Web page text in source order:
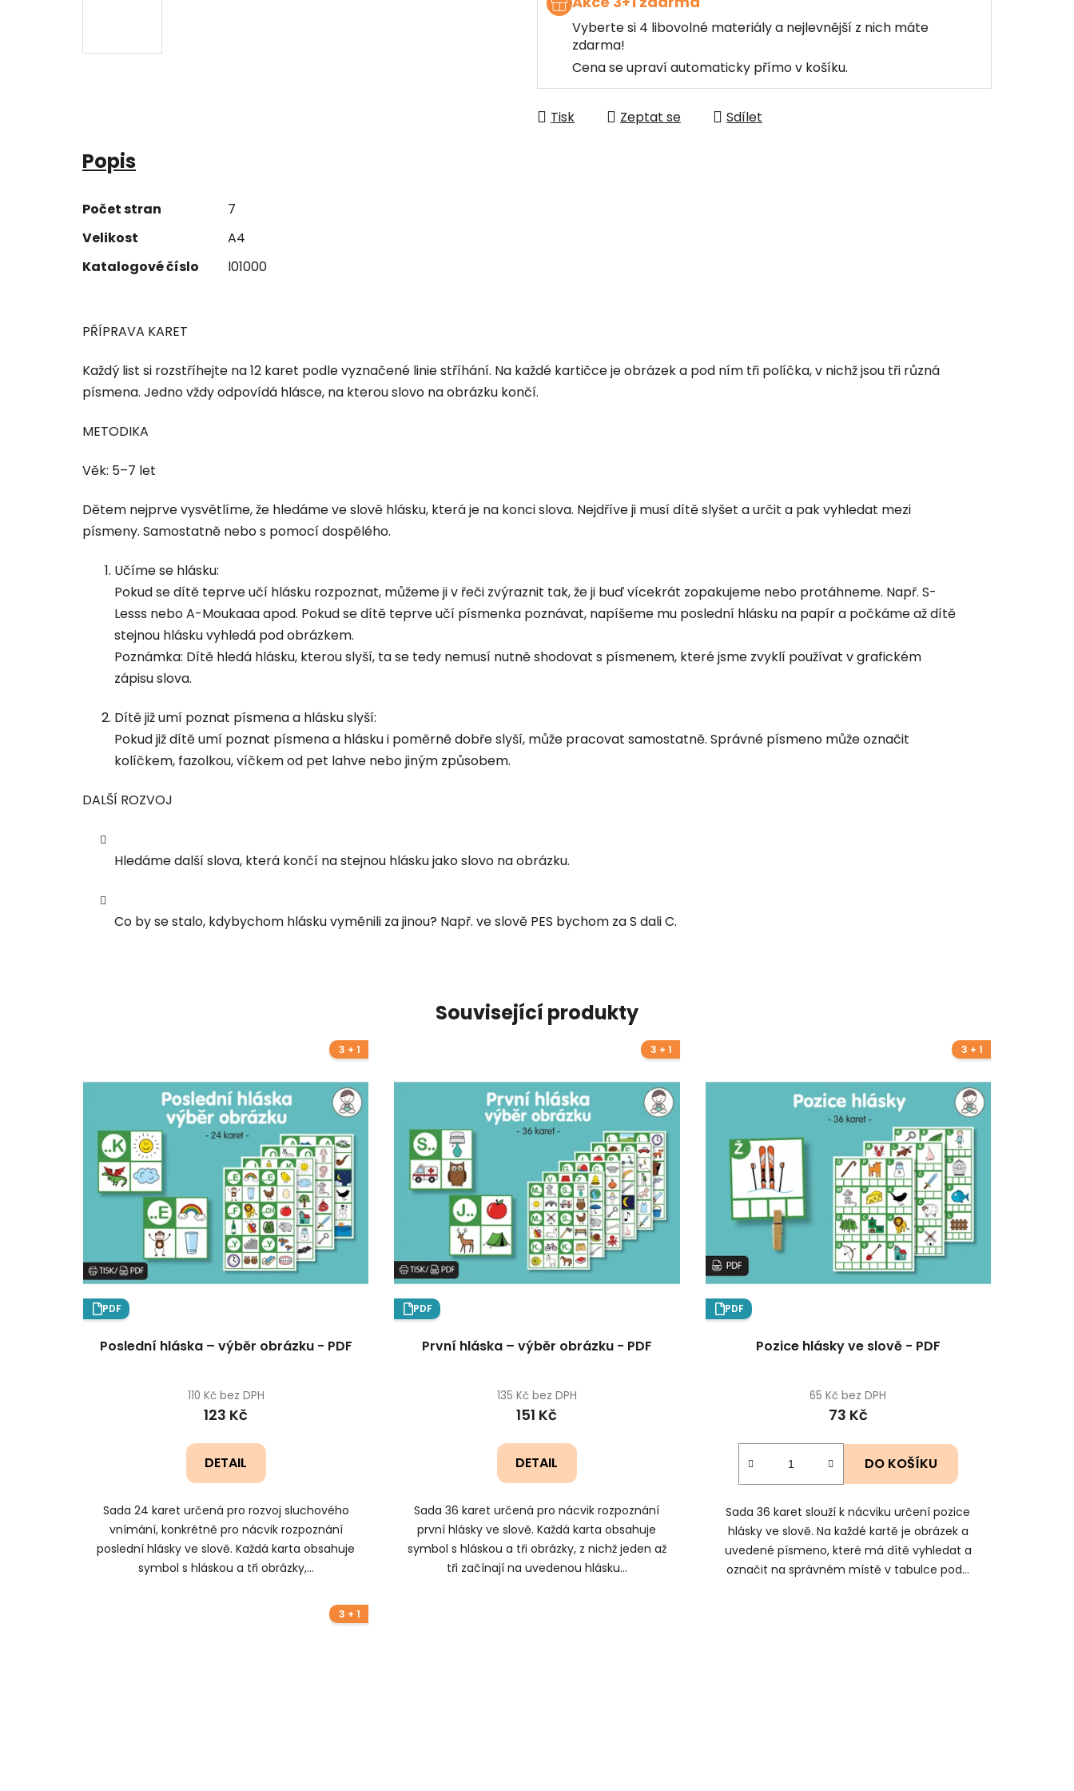
Vyberte si 4 libovolné materiály a nejlevnější z nich máte
zdarma!
Cena se upraví automaticky přímo v košíku.
Tisk Zeptat se Sdílet
Popis
Počet stran
7
Velikost
A4
Katalogové číslo
l01000
PŘÍPRAVA KARET
Každý list si rozstříhejte na 12 karet podle vyznačené linie stříhání. Na každé kartičce je obrázek a pod ním tři políčka, v nichž jsou tři různá
písmena. Jedno vždy odpovídá hlásce, na kterou slovo na obrázku končí.
METODIKA
Věk: 5–7 let
Dětem nejprve vysvětlíme, že hledáme ve slově hlásku, která je na konci slova. Nejdříve ji musí dítě slyšet a určit a pak vyhledat mezi
písmeny. Samostatně nebo s pomocí dospělého.
Učíme se hlásku:
Pokud se dítě teprve učí hlásku rozpoznat, můžeme ji v řeči zvýraznit tak, že ji buď vícekrát zopakujeme nebo protáhneme. Např. S-
Lesss nebo A-Moukaaa apod. Pokud se dítě teprve učí písmenka poznávat, napíšeme mu poslední hlásku na papír a počkáme až dítě
stejnou hlásku vyhledá pod obrázkem.
Poznámka: Dítě hledá hlásku, kterou slyší, ta se tedy nemusí nutně shodovat s písmenem, které jsme zvyklí používat v grafickém
zápisu slova.
Dítě již umí poznat písmena a hlásku slyší:
Pokud již dítě umí poznat písmena a hlásku i poměrně dobře slyší, může pracovat samostatně. Správné písmeno může označit
kolíčkem, fazolkou, víčkem od pet lahve nebo jiným způsobem.
DALŠÍ ROZVOJ
Hledáme další slova, která končí na stejnou hlásku jako slovo na obrázku.
Co by se stalo, kdybychom hlásku vyměnili za jinou? Např. ve slově PES bychom za S dali C.
Související produkty
3 + 1
PDF
Poslední hláska – výběr obrázku - PDF
110 Kč bez DPH
123 Kč
DETAIL
Sada 24 karet určená pro rozvoj sluchového
vnímání, konkrétně pro nácvik rozpoznání
poslední hlásky ve slově. Každá karta obsahuje
symbol s hláskou a tři obrázky,...
3 + 1
PDF
První hláska – výběr obrázku - PDF
135 Kč bez DPH
151 Kč
DETAIL
Sada 36 karet určená pro nácvik rozpoznání
první hlásky ve slově. Každá karta obsahuje
symbol s hláskou a tři obrázky, z nichž jeden až
tři začínají na uvedenou hlásku...
3 + 1
PDF
Pozice hlásky ve slově - PDF
65 Kč bez DPH
73 Kč
DO KOŠÍKU
Sada 36 karet slouží k nácviku určení pozice
hlásky ve slově. Na každé kartě je obrázek a
uvedené písmeno, které má dítě vyhledat a
označit na správném místě v tabulce pod...
3 + 1